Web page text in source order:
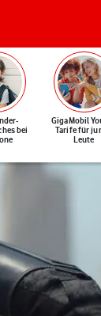
bei
GigaMobil
Tarife für
Leute